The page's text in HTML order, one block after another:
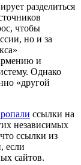
разделиться
чтобы
но и за
и
Однако
«другой
ссылки на
независимых
ссылки из
если
сайтов.